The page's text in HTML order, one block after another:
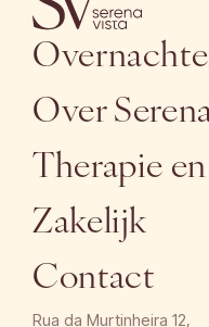
Over
Therapie
Zakelijk
Contact
Rua da Murtinheira 12,